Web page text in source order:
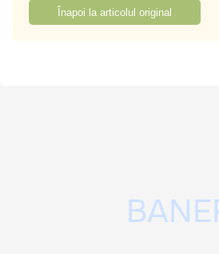
Înapoi la articolul original